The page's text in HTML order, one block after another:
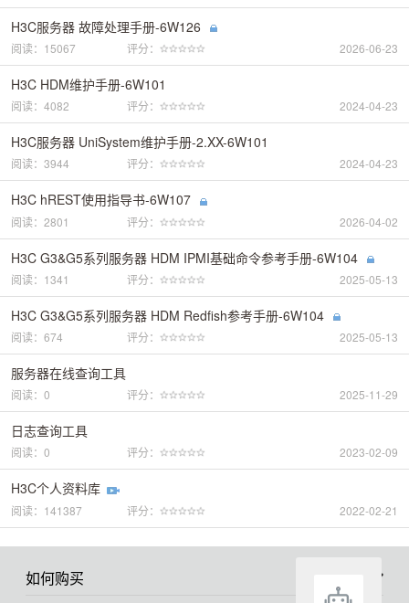
H3C服务器 故障处理手册-6W126
阅读：15067 评分： 2026-06-23
H3C HDM维护手册-6W101
阅读：4082 评分： 2024-04-23
H3C服务器 UniSystem维护手册-2.XX-6W101
阅读：3944 评分： 2024-04-23
H3C hREST使用指导书-6W107
阅读：2801 评分： 2026-04-02
H3C G3&G5系列服务器 HDM IPMI基础命令参考手册-6W104
阅读：1341 评分： 2025-05-13
H3C G3&G5系列服务器 HDM Redfish参考手册-6W104
阅读：674 评分： 2025-05-13
服务器在线查询工具
阅读：0 评分： 2025-11-29
日志查询工具
阅读：0 评分： 2023-02-09
H3C个人资料库
阅读：141387 评分： 2022-02-21
如何购买